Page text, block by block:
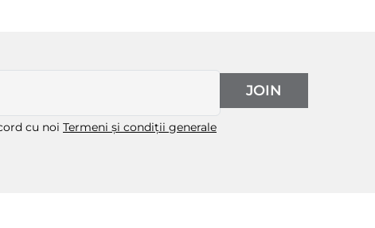
cu noi Termeni și condiții generale
JOIN